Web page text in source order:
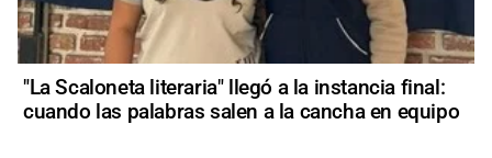
"La Scaloneta literaria" llegó a la instancia final:
cuando las palabras salen a la cancha en equipo